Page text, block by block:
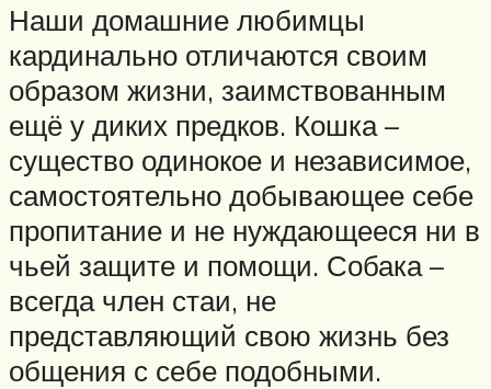
Наши домашние любимцы
кардинально отличаются своим
образом жизни, заимствованным
ещё у диких предков. Кошка –
существо одинокое и независимое,
самостоятельно добывающее себе
пропитание и не нуждающееся ни в
чьей защите и помощи. Собака –
всегда член стаи, не
представляющий свою жизнь без
общения с себе подобными.